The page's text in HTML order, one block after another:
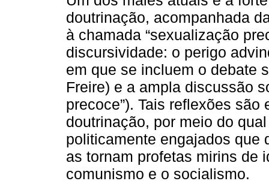
doutrinação, acompanhada
à chamada “sexualização
discursividade: o perigo
em que se incluem o debate
Freire) e a ampla discussão
precoce”). Tais reflexões
doutrinação, por meio do
politicamente engajados que
as tornam profetas mirins de
comunismo e o socialismo.